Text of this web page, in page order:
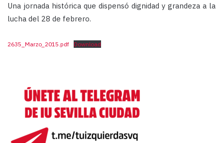
Una jornada histórica que dispensó dignidad y grandeza a la
lucha del 28 de febrero.
2635_Marzo_2015.pdf Download